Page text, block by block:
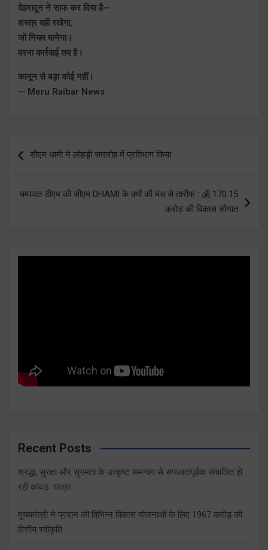
देहरादून ने साफ कर दिया है—
शस्त्र वही रखेगा,
जो नियम मानेगा।
वरना कार्रवाई तय है।
कानून से बड़ा कोई नहीं।
— Meru Raibar News
navigation
सीएम धामी ने लोहड़ी समारोह में प्रतिभाग किया
चम्पावत डीएम की सीएम DHAMI के क्यों की मंच से तारीफ : 💰 170.15
करोड़ की विकास सौगात
Recent Posts
श्रद्धा, सुरक्षा और सुगमता के उत्कृष्ट समन्वय से सफलतापूर्वक संचालित हो
रही कांवड़ यात्रा
मुख्यमंत्री ने प्रदान की विभिन्न विकास योजनाओं के लिए 1967 करोड़ की
वित्तीय स्वीकृति